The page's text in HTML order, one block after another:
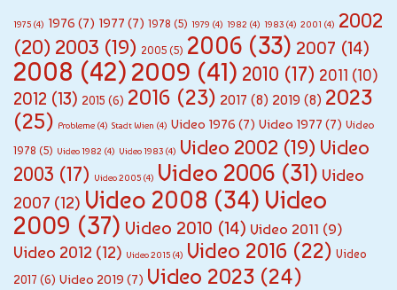
1975 (4) 1976 (7) 1977 (7) 1978 (5) 1979 (4) 1982 (4) 1983 (4) 2001 (4) 2002
(20) 2003 (19) 2005 (5) 2006 (33) 2007 (14)
2008 (42) 2009 (41) 2010 (17) 2011 (10)
2012 (13) 2015 (6) 2016 (23) 2017 (8) 2019 (8) 2023
(25) Probleme (4) Stadt Wien (4) Video 1976 (7) Video 1977 (7) Video
1978 (5) Video 1982 (4) Video 1983 (4) Video 2002 (19) Video
2003 (17) Video 2005 (4) Video 2006 (31) Video
2007 (12) Video 2008 (34) Video
2009 (37) Video 2010 (14) Video 2011 (9)
Video 2012 (12) Video 2015 (4) Video 2016 (22) Video
2017 (6) Video 2019 (7) Video 2023 (24)